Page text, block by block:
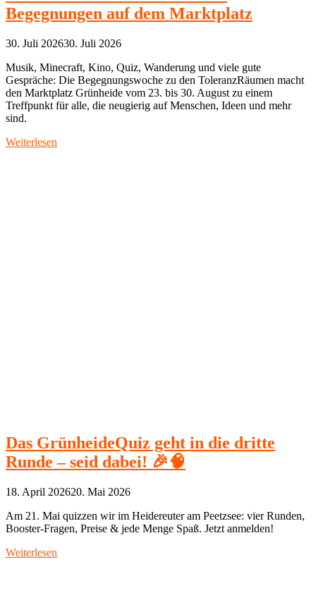
Begegnungen auf dem Marktplatz
30. Juli 202630. Juli 2026
Musik, Minecraft, Kino, Quiz, Wanderung und viele gute
Gespräche: Die Begegnungswoche zu den ToleranzRäumen macht
den Marktplatz Grünheide vom 23. bis 30. August zu einem
Treffpunkt für alle, die neugierig auf Menschen, Ideen und mehr
sind.
Weiterlesen
Das GrünheideQuiz geht in die dritte
Runde – seid dabei! 🎉🧠
18. April 202620. Mai 2026
Am 21. Mai quizzen wir im Heidereuter am Peetzsee: vier Runden,
Booster‑Fragen, Preise & jede Menge Spaß. Jetzt anmelden!
Weiterlesen